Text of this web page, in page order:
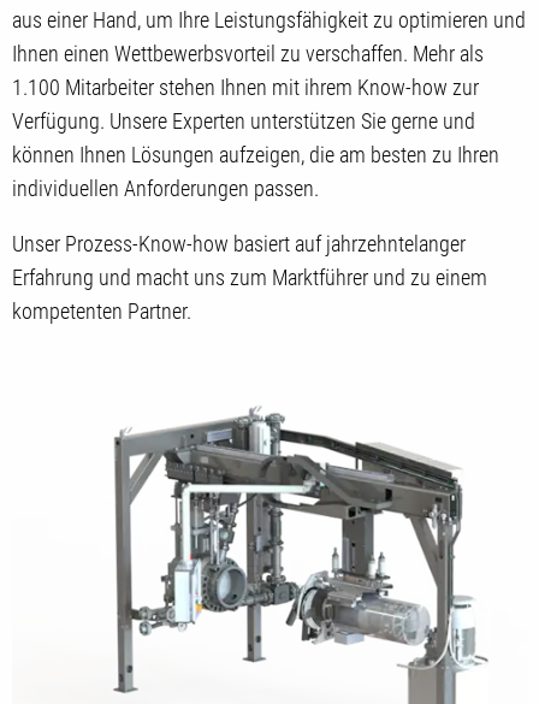
aus einer Hand, um Ihre Leistungsfähigkeit zu optimieren und
Ihnen einen Wettbewerbsvorteil zu verschaffen. Mehr als
1.100 Mitarbeiter stehen Ihnen mit ihrem Know-how zur
Verfügung. Unsere Experten unterstützen Sie gerne und
können Ihnen Lösungen aufzeigen, die am besten zu Ihren
individuellen Anforderungen passen.
Unser Prozess-Know-how basiert auf jahrzehntelanger
Erfahrung und macht uns zum Marktführer und zu einem
kompetenten Partner.